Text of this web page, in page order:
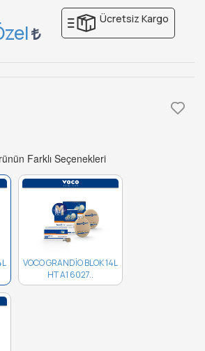
Ücretsiz Kargo
Farklı Seçenekleri
VOCO GRANDİO BLOK 14L
HT A1 6027..